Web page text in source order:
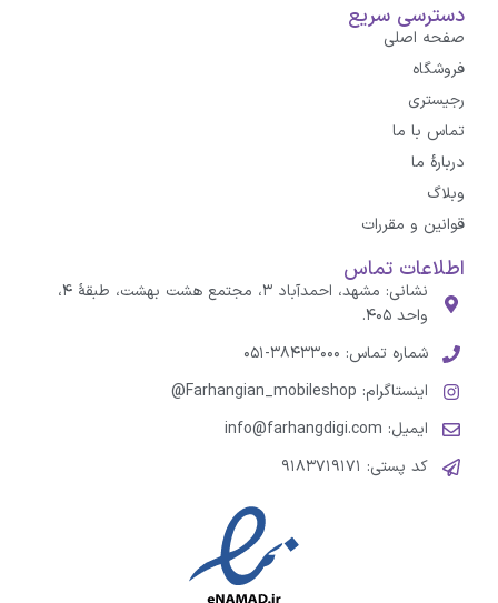
دسترسی سریع
صفحه اصلی
فروشگاه
رجیستری
تماس با ما
درباره‌ٔ ما
وبلاگ
قوانین و مقررات
اطلاعات تماس
نشانی: مشهد، احمدآباد ۳، مجتمع هشت بهشت، طبقهٔ ۴،
واحد ۴۰۵.
شماره تماس: ۳۸۴۳۳۰۰۰-۰۵۱
اینستاگرام: Farhangian_mobileshop@
ایمیل: info@farhangdigi.com
کد پستی: ۹۱۸۳۷۱۹۱۷۱